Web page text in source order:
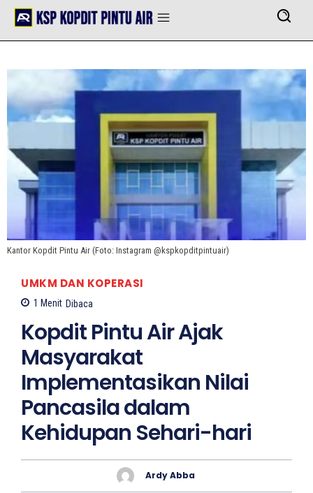
Kantor Kopdit Pintu Air (Foto: Instagram @kspkopditpintuair)
UMKM DAN KOPERASI
1 Menit Dibaca
Kopdit Pintu Air Ajak
Masyarakat
Implementasikan Nilai
Pancasila dalam
Kehidupan Sehari-hari
Ardy Abba